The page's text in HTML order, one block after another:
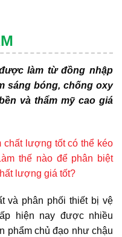
làm từ đồng nhập
sáng bóng, chống oxy
và thẩm mỹ cao giá
chất lượng tốt có thể kéo
thế nào để phân biệt
lượng giá tốt?
và phân phối thiết bị vệ
hiện nay được nhiều
phẩm chủ đạo như chậu